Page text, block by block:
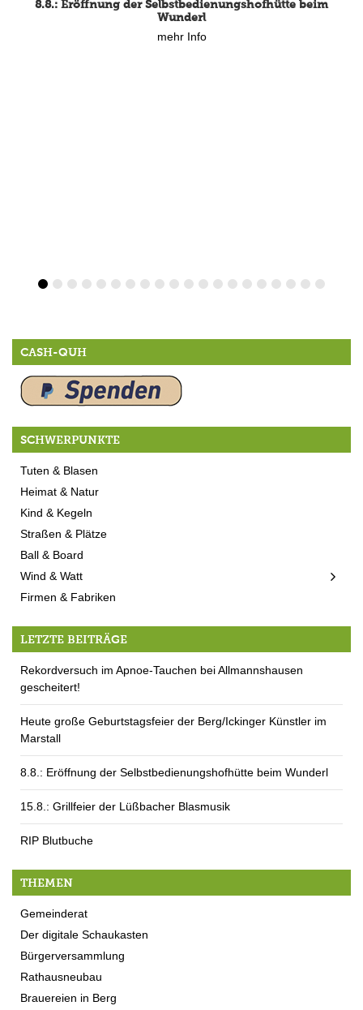
8.8.: Eröffnung der Selbstbedienungshofhütte beim
Wunderl
mehr Info
mehr Info
CASH-QUH
SCHWERPUNKTE
Tuten & Blasen
Heimat & Natur
Kind & Kegeln
Straßen & Plätze
Ball & Board
Wind & Watt
Firmen & Fabriken
LETZTE BEITRÄGE
Rekordversuch im Apnoe-Tauchen bei Allmannshausen
gescheitert!
Heute große Geburtstagsfeier der Berg/Ickinger Künstler im
Marstall
8.8.: Eröffnung der Selbstbedienungshofhütte beim Wunderl
15.8.: Grillfeier der Lüßbacher Blasmusik
RIP Blutbuche
THEMEN
Gemeinderat
Der digitale Schaukasten
Bürgerversammlung
Rathausneubau
Brauereien in Berg